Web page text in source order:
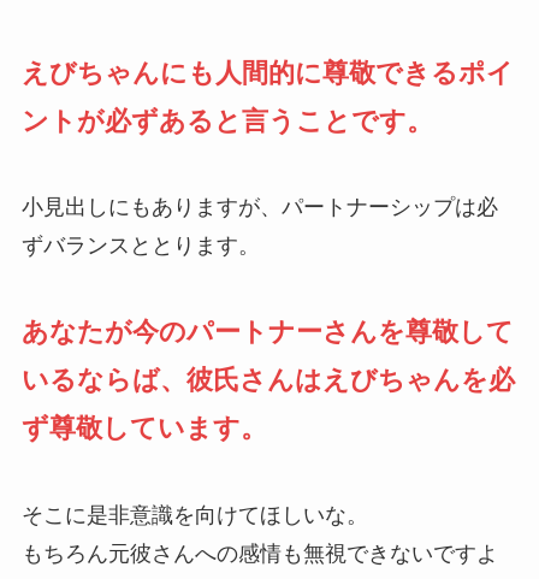
えびちゃんにも人間的に尊敬できるポイ
ントが必ずあると言うことです。
小見出しにもありますが、パートナーシップは必
ずバランスととります。
あなたが今のパートナーさんを尊敬して
いるならば、彼氏さんはえびちゃんを必
ず尊敬しています。
そこに是非意識を向けてほしいな。
もちろん元彼さんへの感情も無視できないですよ